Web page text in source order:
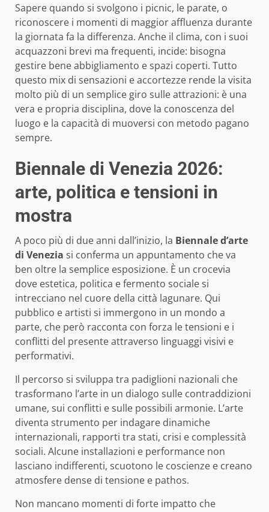
Sapere quando si svolgono i picnic, le parate, o
riconoscere i momenti di maggior affluenza durante
la giornata fa la differenza. Anche il clima, con i suoi
acquazzoni brevi ma frequenti, incide: bisogna
gestire bene abbigliamento e spazi coperti. Tutto
questo mix di sensazioni e accortezze rende la visita
molto più di un semplice giro sulle attrazioni: è una
vera e propria disciplina, dove la conoscenza del
luogo e la capacità di muoversi con metodo pagano
sempre.
Biennale di Venezia 2026:
arte, politica e tensioni in
mostra
A poco più di due anni dall’inizio, la Biennale d’arte
di Venezia si conferma un appuntamento che va
ben oltre la semplice esposizione. È un crocevia
dove estetica, politica e fermento sociale si
intrecciano nel cuore della città lagunare. Qui
pubblico e artisti si immergono in un mondo a
parte, che però racconta con forza le tensioni e i
conflitti del presente attraverso linguaggi visivi e
performativi.
Il percorso si sviluppa tra padiglioni nazionali che
trasformano l’arte in un dialogo sulle contraddizioni
umane, sui conflitti e sulle possibili armonie. L’arte
diventa strumento per indagare dinamiche
internazionali, rapporti tra stati, crisi e complessità
sociali. Alcune installazioni e performance non
lasciano indifferenti, scuotono le coscienze e creano
atmosfere dense di tensione e pathos.
Non mancano momenti di forte impatto che